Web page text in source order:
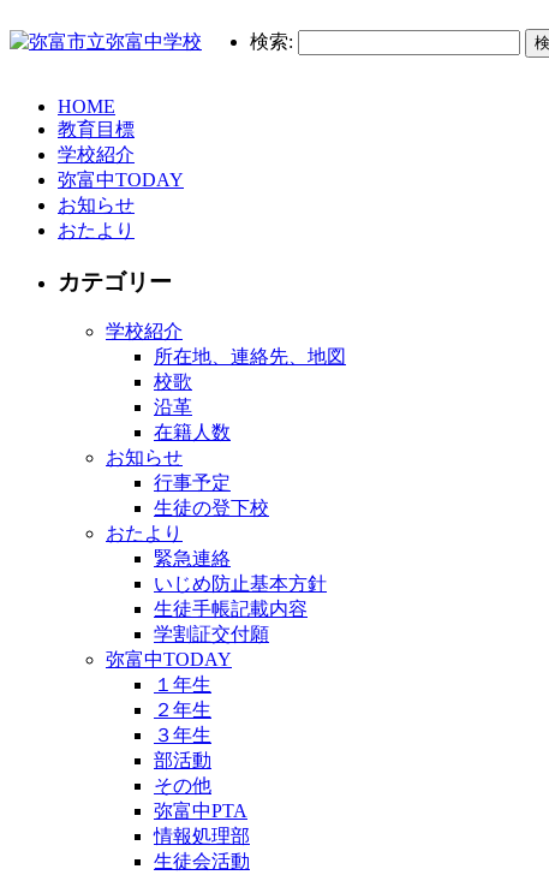
検索:
HOME
教育目標
学校紹介
弥富中TODAY
お知らせ
おたより
カテゴリー
学校紹介
所在地、連絡先、地図
校歌
沿革
在籍人数
お知らせ
行事予定
生徒の登下校
おたより
緊急連絡
いじめ防止基本方針
生徒手帳記載内容
学割証交付願
弥富中TODAY
１年生
２年生
３年生
部活動
その他
弥富中PTA
情報処理部
生徒会活動